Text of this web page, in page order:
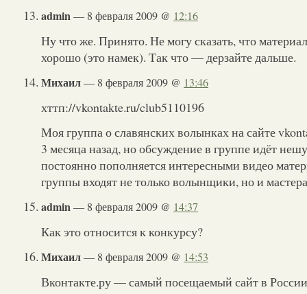
admin— 8 февраля 2009 @ 12:16
Ну что же. Принято. Не могу сказать, что
хорошо (это намек). Так что — дерзайте дальше.
Михаил— 8 февраля 2009 @ 13:46
хттп://vkontakte.ru/club5110196
Моя группа о славянских волынках на сайте
3 месяца назад, но обсуждение в группе идёт
постоянно пополняется интересными видео
группы входят не только волынщики, но и
admin— 8 февраля 2009 @ 14:37
Как это относится к конкурсу?
Михаил— 8 февраля 2009 @ 14:53
Вконтакте.ру — самый посещаемый сайт в